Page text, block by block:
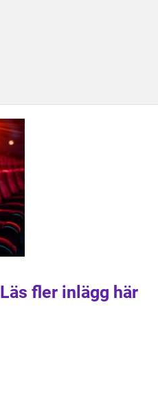
Läs fler inlägg här